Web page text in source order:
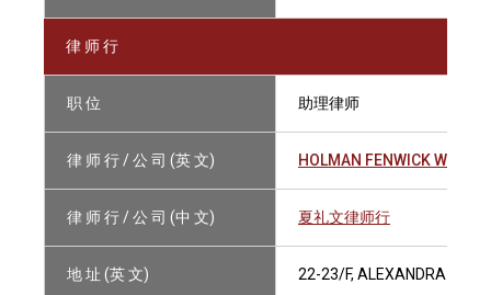
律 师 行
职 位 助理律师
律 师 行 / 公 司 (英 文) HOLMAN FENWICK WILLAN
律 师 行 / 公 司 (中 文) 夏礼文律师行
地 址 (英 文) 22-23/F, ALEXANDRA